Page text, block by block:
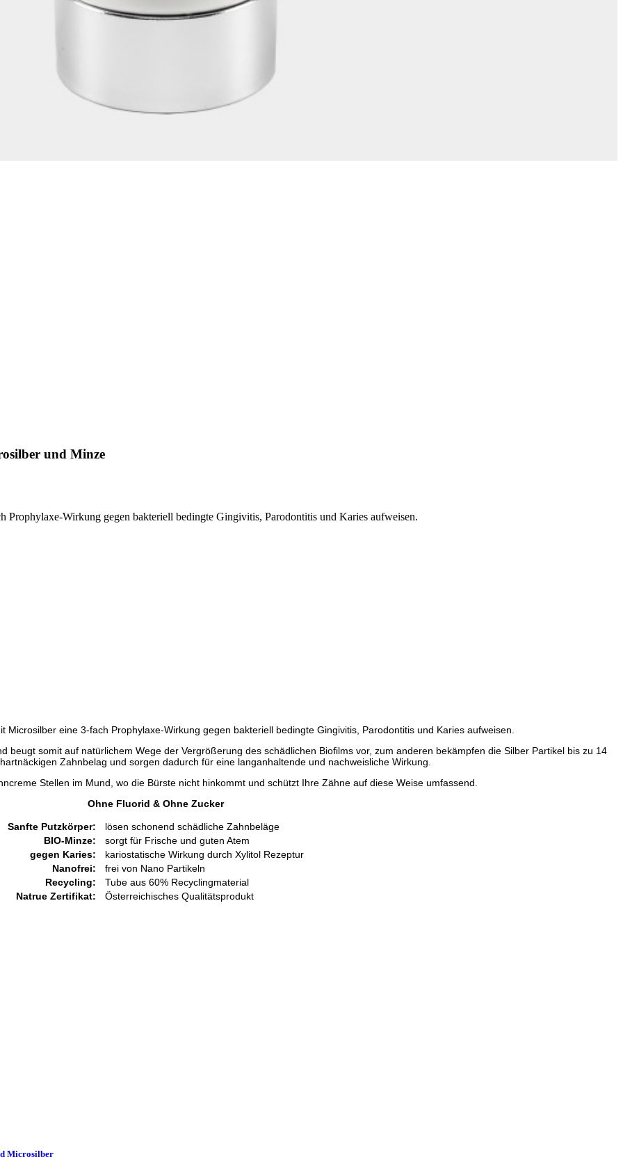
und Minze
Prophylaxe-Wirkung gegen bakteriell bedingte Gingivitis, Parodontitis und Karies aufweisen.
Microsilber eine 3-fach Prophylaxe-Wirkung gegen bakteriell bedingte Gingivitis, Parodontitis und Karies aufweisen.
beugt somit auf natürlichem Wege der Vergrößerung des schädlichen Biofilms vor, zum anderen bekämpfen die Silber Partikel bis zu 14
Zahnbelag und sorgen dadurch für eine langanhaltende und nachweisliche Wirkung.
Stellen im Mund, wo die Bürste nicht hinkommt und schützt Ihre Zähne auf diese Weise umfassend.
Ohne Fluorid & Ohne Zucker
Sanfte Putzkörper:
lösen schonend schädliche Zahnbeläge
BIO-Minze:
sorgt für Frische und guten Atem
gegen Karies:
kariostatische Wirkung durch Xylitol Rezeptur
Nanofrei:
frei von Nano Partikeln
Recycling:
Tube aus 60% Recyclingmaterial
Natrue Zertifikat:
Österreichisches Qualitätsprodukt
Microsilber